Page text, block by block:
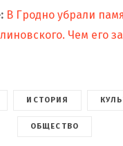
В Гродно убрали
Чем его
ИСТОРИЯ
ОБЩЕСТВО